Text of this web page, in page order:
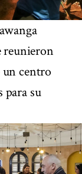
reunieron
un centro
para su